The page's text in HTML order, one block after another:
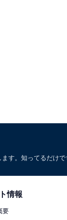
す。知ってるだけ
情報
要